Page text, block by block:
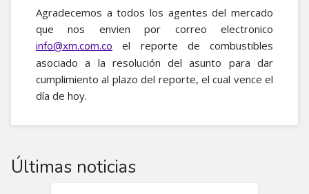
Agradecemos a todos los agentes del mercado
que nos envien por correo electronico
info@xm.com.co el reporte de combustibles
asociado a la resolución del asunto para dar
cumplimiento al plazo del reporte, el cual vence el
día de hoy.
Últimas noticias